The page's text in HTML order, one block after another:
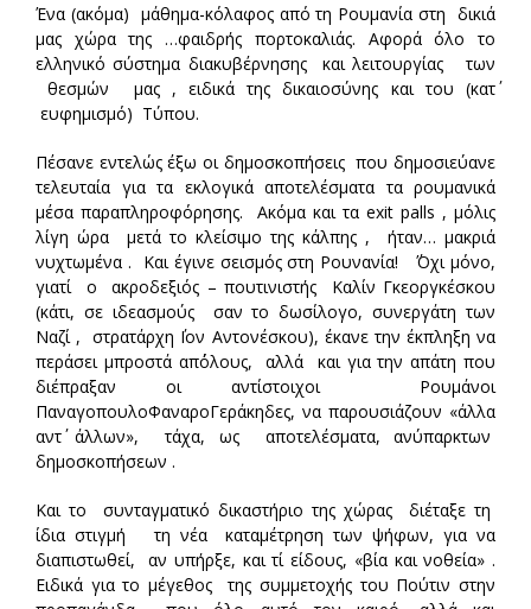
Ένα (ακόμα) μάθημα-κόλαφος από τη Ρουμανία στη δικιά
μας χώρα της …φαιδρής πορτοκαλιάς. Αφορά όλο το
ελληνικό σύστημα διακυβέρνησης και λειτουργίας των
θεσμών μας , ειδικά της δικαιοσύνης και του (κατ΄
ευφημισμό) Τύπου.
Πέσανε εντελώς έξω οι δημοσκοπήσεις που δημοσιεύανε
τελευταία για τα εκλογικά αποτελέσματα τα ρουμανικά
μέσα παραπληροφόρησης. Ακόμα και τα exit palls , μόλις
λίγη ώρα μετά το κλείσιμο της κάλπης , ήταν… μακριά
νυχτωμένα . Και έγινε σεισμός στη Ρουνανία! ΄Όχι μόνο,
γιατί ο ακροδεξιός – πουτινιστής Καλίν Γκεοργκέσκου
(κάτι, σε ιδεασμούς σαν το δωσίλογο, συνεργάτη των
Ναζί , στρατάρχη ΄Ιον Αντονέσκου), έκανε την έκπληξη να
περάσει μπροστά απ΄όλους, αλλά και για την απάτη που
διέπραξαν οι αντίστοιχοι Ρουμάνοι
ΠαναγοπουλοΦαναροΓεράκηδες, να παρουσιάζουν «άλλα
αντ΄ άλλων», τάχα, ως αποτελέσματα, ανύπαρκτων
δημοσκοπήσεων .
Και το συνταγματικό δικαστήριο της χώρας διέταξε τη
ίδια στιγμή τη νέα καταμέτρηση των ψήφων, για να
διαπιστωθεί, αν υπήρξε, και τί είδους, «βία και νοθεία» .
Ειδικά για το μέγεθος της συμμετοχής του Πούτιν στην